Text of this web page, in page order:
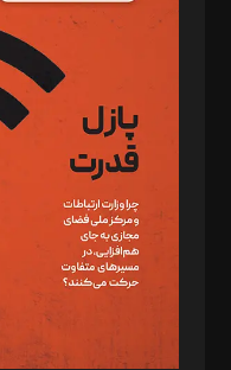
د‌بیر پیوست جهان: مینا پاکدل
د‌بیر تحریریه آنلاین: بابک نقاش
تحریریه‌: مجتبی محمود‌ی،
مصطفی مسجدی آرانی،
رستمی،مصطفی باستان
ویرایش: نگار استاد‌‌آقا
طراح یونیفرم: مجید توکلی
فیلمبرداری و عکاسی: امیر
گرافیک و صفحه‌آرایی:
مد‌یر توسعه تجاری: کامبیز برید‌
امور مالی: شاپور رهبری، محمد‌